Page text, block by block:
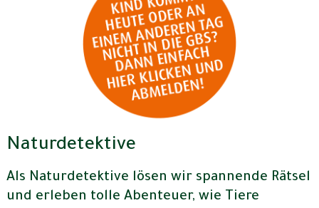
Naturdetektive
Als Naturdetektive lösen wir spannende Rätsel
und erleben tolle Abenteuer, wie Tiere